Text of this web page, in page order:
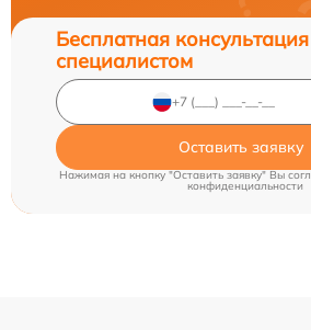
Бесплатная
специалистом
Оставить заявку
Нажимая на кнопку "Оставить заявку" Вы
конфиденциальности